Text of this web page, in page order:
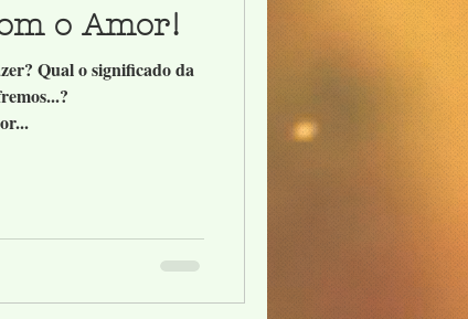
o Amor!
Qual o significado da